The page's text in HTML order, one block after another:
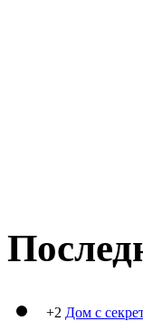
+2 Дом с